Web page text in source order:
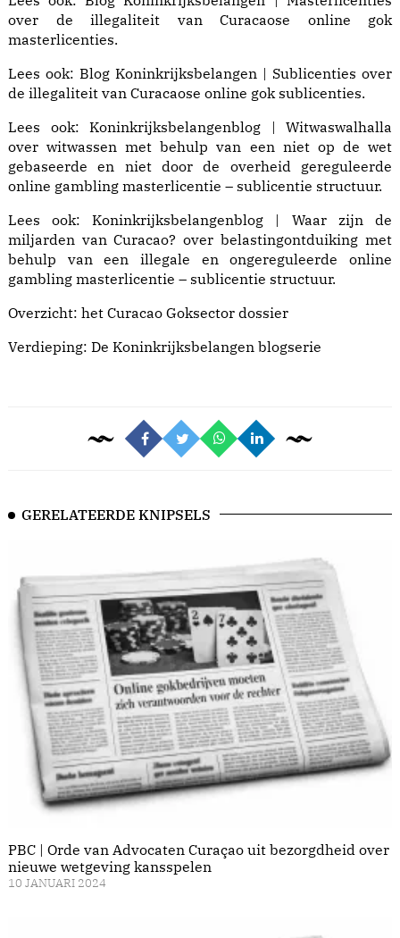
over de illegaliteit van Curacaose online gok
masterlicenties.
Lees ook: Blog Koninkrijksbelangen | Sublicenties over
de illegaliteit van Curacaose online gok sublicenties.
Lees ook: Koninkrijksbelangenblog | Witwaswalhalla
over witwassen met behulp van een niet op de wet
gebaseerde en niet door de overheid gereguleerde
online gambling masterlicentie – sublicentie structuur.
Lees ook: Koninkrijksbelangenblog | Waar zijn de
miljarden van Curacao? over belastingontduiking met
behulp van een illegale en ongereguleerde online
gambling masterlicentie – sublicentie structuur.
Overzicht: het Curacao Goksector dossier
Verdieping: De Koninkrijksbelangen blogserie
GERELATEERDE KNIPSELS
PBC | Orde van Advocaten Curaçao uit bezorgdheid over
nieuwe wetgeving kansspelen
10 JANUARI 2024